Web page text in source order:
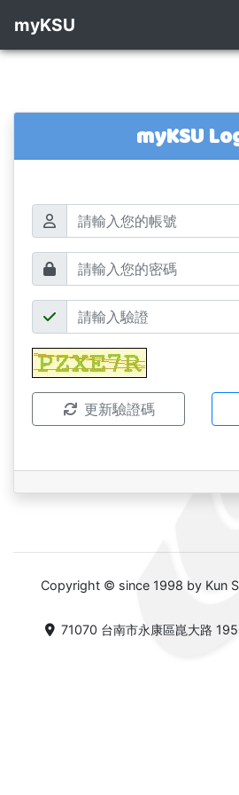
myKSU
myKSU
帳號
密碼
驗證碼
更新驗證碼
Copyright © since 1998 by Kun
71070 台南市永康區崑大路